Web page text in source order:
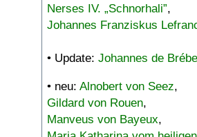
Nerses IV. „Schnorhali”,
Johannes Franziskus
• Update: Johannes de
• neu: Alnobert von Seez,
Gildard von Rouen,
Manveus von Bayeux,